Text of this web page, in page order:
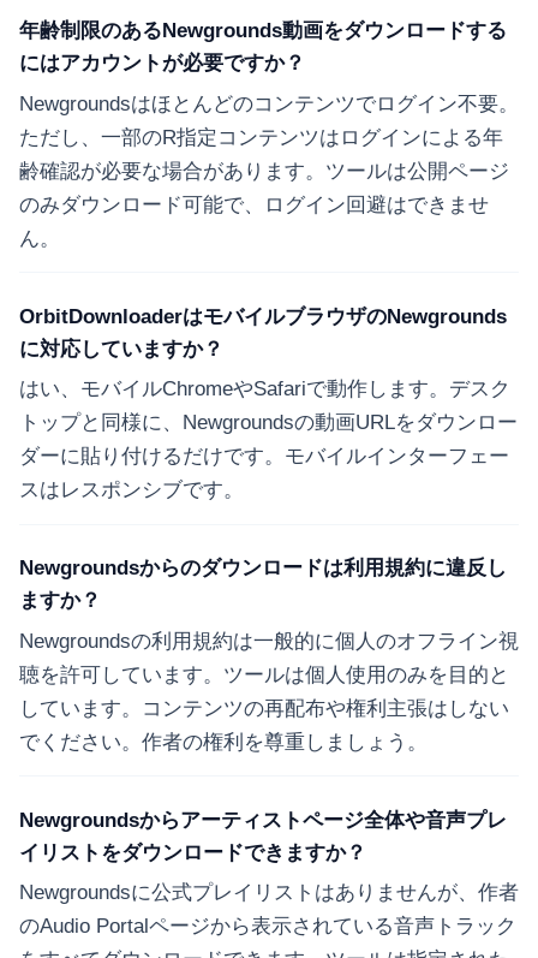
年齢制限のあるNewgrounds動画をダウンロードする
にはアカウントが必要ですか？
Newgroundsはほとんどのコンテンツでログイン不要。
ただし、一部のR指定コンテンツはログインによる年
齢確認が必要な場合があります。ツールは公開ページ
のみダウンロード可能で、ログイン回避はできませ
ん。
OrbitDownloaderはモバイルブラウザのNewgrounds
に対応していますか？
はい、モバイルChromeやSafariで動作します。デスク
トップと同様に、Newgroundsの動画URLをダウンロー
ダーに貼り付けるだけです。モバイルインターフェー
スはレスポンシブです。
Newgroundsからのダウンロードは利用規約に違反し
ますか？
Newgroundsの利用規約は一般的に個人のオフライン視
聴を許可しています。ツールは個人使用のみを目的と
しています。コンテンツの再配布や権利主張はしない
でください。作者の権利を尊重しましょう。
Newgroundsからアーティストページ全体や音声プレ
イリストをダウンロードできますか？
Newgroundsに公式プレイリストはありませんが、作者
のAudio Portalページから表示されている音声トラック